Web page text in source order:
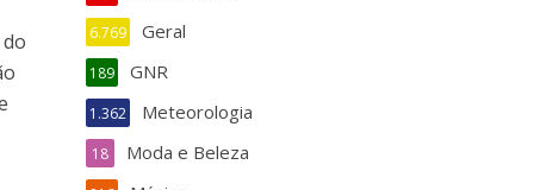
Geral
6.769
GNR
189
Meteorologia
1.362
Moda e Beleza
18